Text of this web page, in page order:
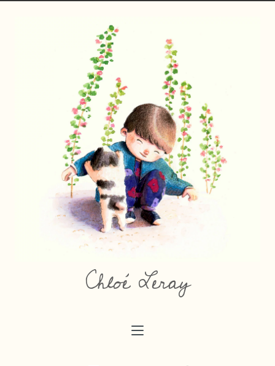
Chloé Leray